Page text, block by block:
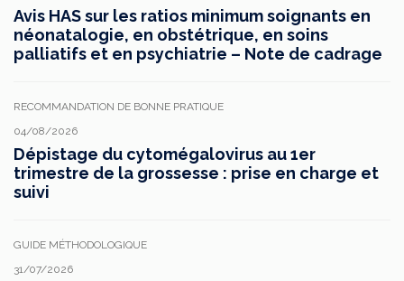
Avis HAS sur les ratios minimum soignants en
néonatalogie, en obstétrique, en soins
palliatifs et en psychiatrie – Note de cadrage
RECOMMANDATION DE BONNE PRATIQUE
04/08/2026
Dépistage du cytomégalovirus au 1er
trimestre de la grossesse : prise en charge et
suivi
GUIDE MÉTHODOLOGIQUE
31/07/2026